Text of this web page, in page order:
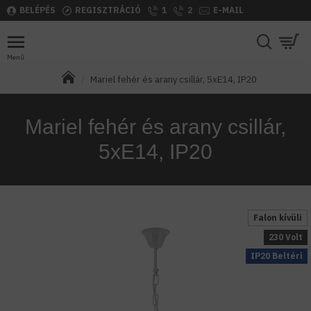
BELÉPÉS REGISZTRÁCIÓ 1 2 E-MAIL
Mariel fehér és arany csillár, 5xE14, IP20
Mariel fehér és arany csillár,
5xE14, IP20
Falon kívüli
IP20 Beltéri
230 Volt